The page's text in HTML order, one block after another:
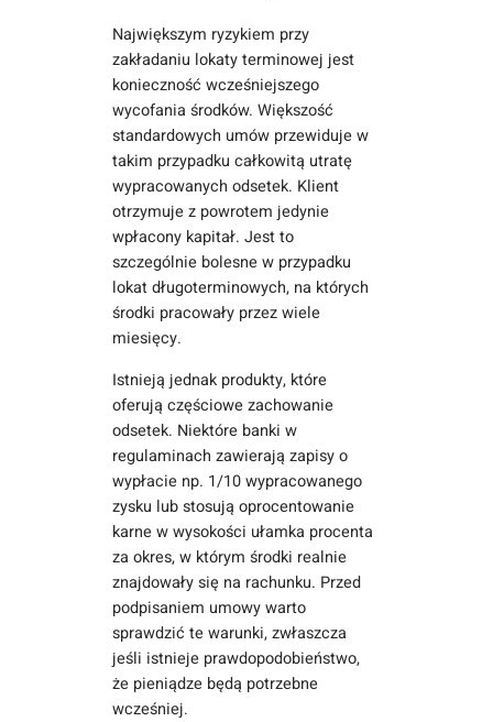
Największym ryzykiem przy
zakładaniu lokaty terminowej jest
konieczność wcześniejszego
wycofania środków. Większość
standardowych umów przewiduje w
takim przypadku całkowitą utratę
wypracowanych odsetek. Klient
otrzymuje z powrotem jedynie
wpłacony kapitał. Jest to
szczególnie bolesne w przypadku
lokat długoterminowych, na których
środki pracowały przez wiele
miesięcy.
Istnieją jednak produkty, które
oferują częściowe zachowanie
odsetek. Niektóre banki w
regulaminach zawierają zapisy o
wypłacie np. 1/10 wypracowanego
zysku lub stosują oprocentowanie
karne w wysokości ułamka procenta
za okres, w którym środki realnie
znajdowały się na rachunku. Przed
podpisaniem umowy warto
sprawdzić te warunki, zwłaszcza
jeśli istnieje prawdopodobieństwo,
że pieniądze będą potrzebne
wcześniej.